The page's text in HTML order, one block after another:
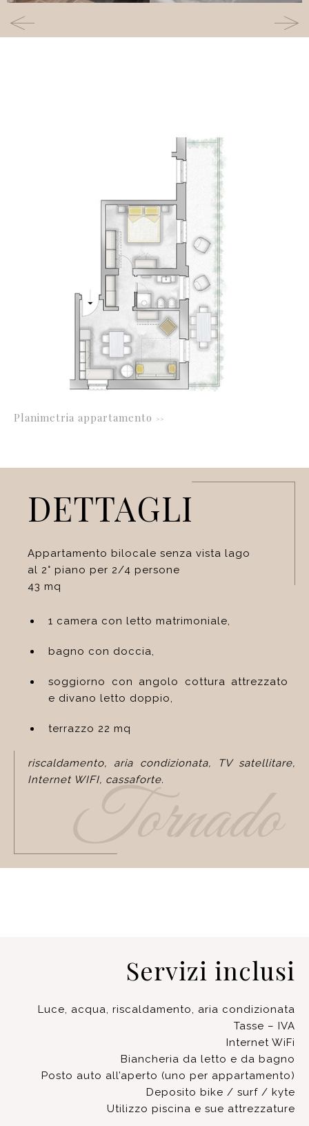
Planimetria appartamento >>
DETTAGLI
Appartamento bilocale senza vista lago
al 2° piano per 2/4 persone
43 mq
1 camera con letto matrimoniale,
bagno con doccia,
soggiorno con angolo cottura attrezzato
e divano letto doppio,
terrazzo 22 mq
riscaldamento, aria condizionata, TV satellitare,
Internet WIFI, cassaforte.
Servizi inclusi
Luce, acqua, riscaldamento, aria condizionata
Tasse – IVA
Internet WiFi
Biancheria da letto e da bagno
Posto auto all’aperto (uno per appartamento)
Deposito bike / surf / kyte
Utilizzo piscina e sue attrezzature